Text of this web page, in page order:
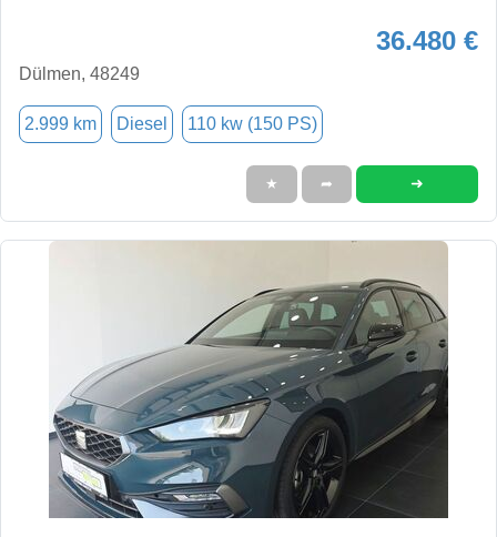
36.480 €
Dülmen, 48249
2.999 km Diesel 110 kw (150 PS)
★ ➦ ➜